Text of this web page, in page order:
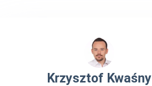
Krzysztof Kwaśny